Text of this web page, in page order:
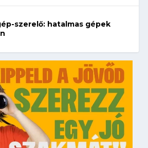
szerelő: hatalmas gépek